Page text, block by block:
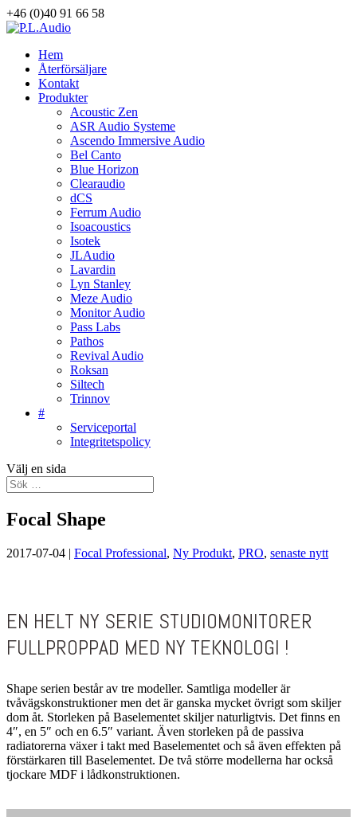
+46 (0)40 91 66 58
Hem
Återförsäljare
Kontakt
Produkter
Acoustic Zen
ASR Audio Systeme
Ascendo Immersive Audio
Bel Canto
Blue Horizon
Clearaudio
dCS
Ferrum Audio
Isoacoustics
Isotek
JLAudio
Lavardin
Lyn Stanley
Meze Audio
Monitor Audio
Pass Labs
Pathos
Revival Audio
Roksan
Siltech
Trinnov
#
Serviceportal
Integritetspolicy
Välj en sida
Focal Shape
2017-07-04 | Focal Professional, Ny Produkt, PRO, senaste nytt
EN HELT NY SERIE STUDIOMONITORER
FULLPROPPAD MED NY TEKNOLOGI !
Shape serien består av tre modeller. Samtliga modeller är
tvåvägskonstruktioner men det är ganska mycket övrigt som skiljer
dom åt. Storleken på Baselementet skiljer naturligtvis. Det finns en
4″, en 5″ och en 6.5″ variant. Även storleken på de passiva
radiatorerna växer i takt med Baselementet och så även effekten på
förstärkaren till Baselementet. De två större modellerna har också
tjockare MDF i lådkonstruktionen.